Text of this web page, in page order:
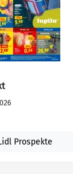
Prospekte